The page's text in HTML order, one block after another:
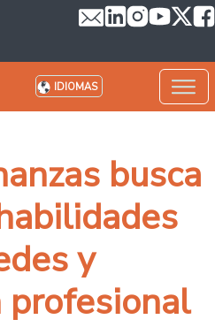
IDIOMAS
busca
y
profesional